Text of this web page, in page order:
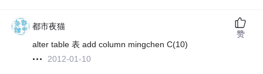
都市夜猫
alter table 表 add column mingchen C(10)
2012-01-10
赞